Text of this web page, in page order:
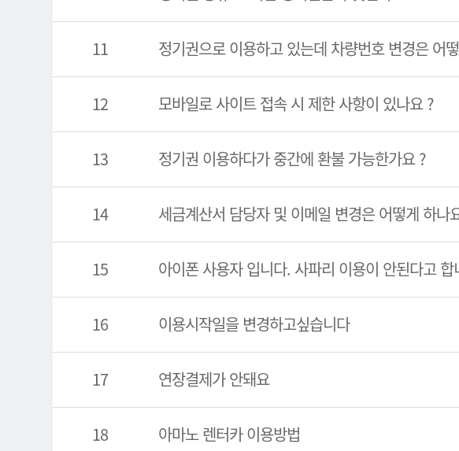
11 정기권으로 이용하고 있는데 차량번호 변경은 어
12 모바일로 사이트 접속 시 제한 사항이 있나요 ?
13 정기권 이용하다가 중간에 환불 가능한가요 ?
14 세금계산서 담당자 및 이메일 변경은 어떻게 하나
15 아이폰 사용자 입니다. 사파리 이용이 안된다고 합
16 이용시작일을 변경하고싶습니다
17 연장결제가 안돼요
18 아마노 렌터카 이용방법